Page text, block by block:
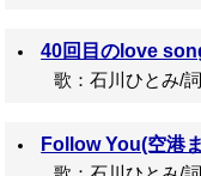
40回目のlove
歌：石川ひとみ/詞
Follow You(空港